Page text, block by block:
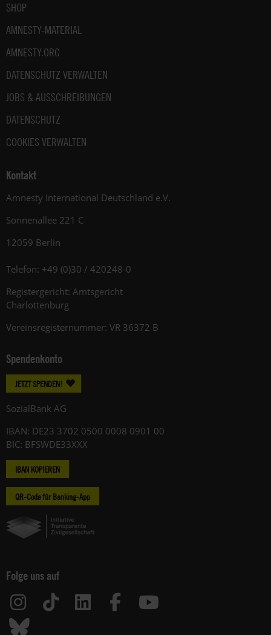
SHOP
AMNESTY-MATERIAL
AMNESTY.ORG
DATENSCHUTZ VERWALTEN
JOBS & AUSSCHREIBUNGEN
DATENSCHUTZ
COOKIES VERWALTEN
Kontakt
Amnesty International Deutschland e.V.
Sonnenallee 221 C
12059 Berlin
Telefon: +49 (0)30 / 420248-0
Registergericht: Amtsgericht
Charlottenburg
Vereinsregisternummer: VR 36372 B
Spendenkonto
JETZT SPENDEN!
SozialBank AG
IBAN: DE23 3702 0500 0008 0901 00
BIC: BFSWDE33XXX
IBAN KOPIEREN
QR-Code für Banking-App
Folge uns auf